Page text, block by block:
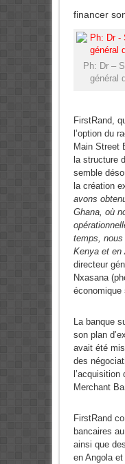
financer
Ph: Dr –
général
FirstRand,
l’option du
Main Street
la structure
semble
la création
avons
Ghana, où
temps,
Kenya et en
directeur
Nxasana
économique
La banque
son plan
avait été
des
Merchant
FirstRand
bancaires
ainsi que
en Angola